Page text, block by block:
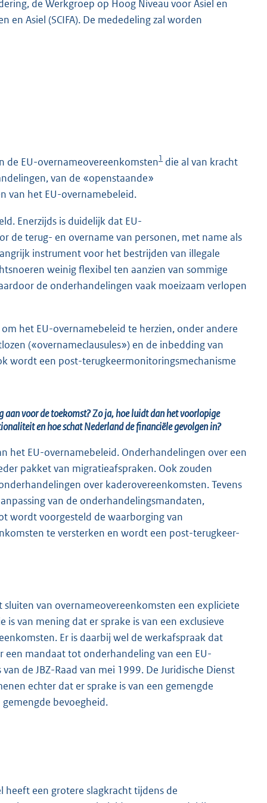
de Werkgroep op Hoog Niveau voor Asiel en
en Asiel (SCIFA). De mededeling zal worden
de EU-overnameovereenkomsten1 die al van kracht
van de «openstaande»
van het EU-overnamebeleid.
Enerzijds is duidelijk dat EU-
de terug- en overname van personen, met name als
instrument voor het bestrijden van illegale
weinig flexibel ten aanzien van sommige
de onderhandelingen vaak moeizaam verlopen
het EU-overnamebeleid te herzien, onder andere
(«overnameclausules») en de inbedding van
wordt een post-terugkeermonitoringsmechanisme
voor de toekomst? Zo ja, hoe luidt dan het voorlopige
en hoe schat Nederland de financiële gevolgen in?
het EU-overnamebeleid. Onderhandelingen over een
pakket van migratieafspraken. Ook zouden
over kaderovereenkomsten. Tevens
van de onderhandelingsmandaten,
wordt voorgesteld de waarborging van
te versterken en wordt een post-terugkeer-
van overnameovereenkomsten een expliciete
is van mening dat er sprake is van een exclusieve
Er is daarbij wel de werkafspraak dat
mandaat tot onderhandeling van een EU-
de JBZ-Raad van mei 1999. De Juridische Dienst
echter dat er sprake is van een gemengde
bevoegheid.
heeft een grotere slagkracht tijdens de